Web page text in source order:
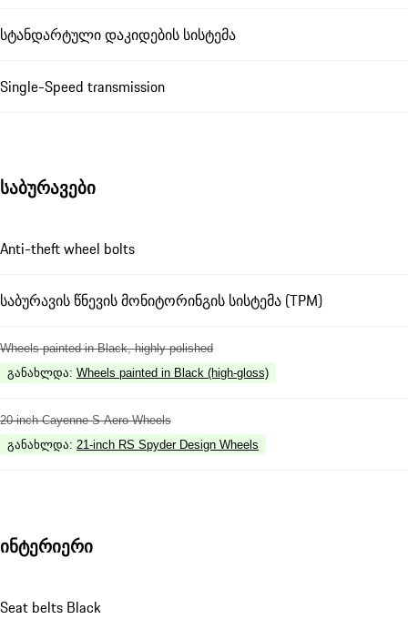
სტანდარტული დაკიდების სისტემა
Single-Speed transmission
საბურავები
Anti-theft wheel bolts
საბურავის წნევის მონიტორინგის სისტემა (TPM)
Wheels painted in Black, highly polished
განახლდა: Wheels painted in Black (high-gloss)
20-inch Cayenne S Aero Wheels
განახლდა: 21-inch RS Spyder Design Wheels
ინტერიერი
Seat belts Black